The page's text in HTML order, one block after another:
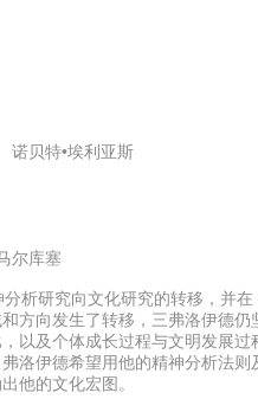
诺贝特•埃利亚斯
尔库塞
析研究向文化研究的转移，并在
方向发生了转移，三弗洛伊德仍
以及个体成长过程与文明发展
洛伊德希望用他的精神分析法则
他的文化宏图。